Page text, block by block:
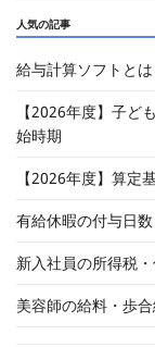
人気の記事
給与計算ソフトと
【2026年度】子ど
始時期
【2026年度】算定
有給休暇の付与日
新入社員の所得税
美容師の給料・歩